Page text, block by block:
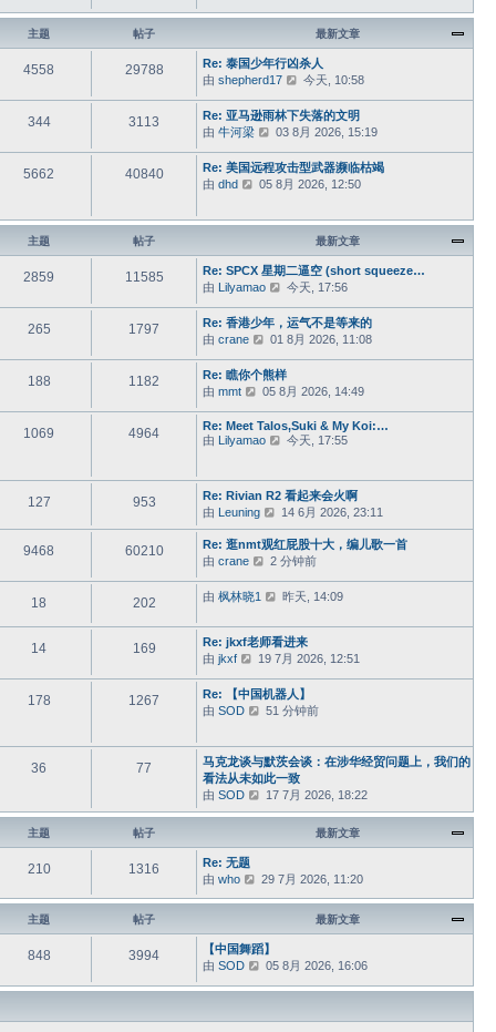
主题 帖子 最新文章
4558 29788
Re: 泰国少年行凶杀人
由 shepherd17
查
最
新
子
今天, 10:58
344 3113
Re: 亚马逊雨林下失落的文明
由 牛河梁
查
最
新
03 8月 2026, 15:19
5662 40840
Re: 美国远程攻击型武器濒临枯竭
由 dhd
查
最
子
05 8月 2026, 12:50
主题 帖子 最新文章
2859 11585
Re: SPCX 星期二逼空 (short squeeze…
由 Lilyamao
查
最
新
子
今天, 17:56
265 1797
Re: 香港少年，运气不是等来的
由 crane
查
最
新
子
01 8月 2026, 11:08
188 1182
Re: 瞧你个熊样
由 mmt
查
最
新
05 8月 2026, 14:49
1069 4964
Re: Meet Talos,Suki & My Koi:…
由 Lilyamao
查
新
帖
今天, 17:55
127 953
Re: Rivian R2 看起来会火啊
由 Leuning
查
看
最
新
帖
子
14 6月 2026, 23:11
9468 60210
Re: 逛nmt观红屁股十大，编儿歌一首
由 crane
查
最
帖
子
2 分钟前
18 202 由 枫林晓1
查
最
新
帖
子
昨天, 14:09
14 169
Re: jkxf老师看进来
由 jkxf
查
最
新
19 7月 2026, 12:51
178 1267
Re: 【中国机器人】
由 SOD
查
最
新
帖
子
51 分钟前
36 77
马克龙谈与默茨会谈：在涉华经贸问题上，我们的
看法从未如此一致
由 SOD
查
看
新
子
17 7月 2026, 18:22
主题 帖子 最新文章
210 1316
Re: 无题
由 who
查
看
帖
子
29 7月 2026, 11:20
主题 帖子 最新文章
848 3994
【中国舞蹈】
由 SOD
查
05 8月 2026, 16:06